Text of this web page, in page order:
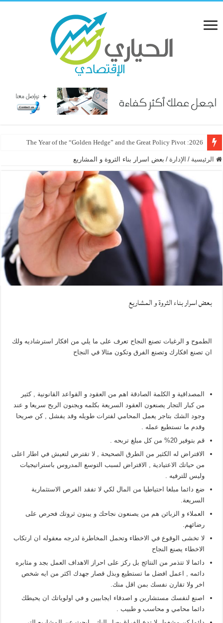
2026: The Year of the “Golden Hedge” and the Great Policy Pivot
الرئيسية / الإدارة / بعض اسرار بناء الثروة و المشاريع
بعض اسرار بناء الثروة و المشاريع
الطموح و الرغبات تصنع النجاح تعرف على ما يلي من افكار استرشاديه ولك
ان تصنع افكارك وتصنع الفرق وتكون مثالا في النجاح
المصداقية و الكلمة الصادقة اهم من العقود و القواعد القانونية , كثير
من كبار التجار يصنعون العقود السريعة بكلمه ويجنون الربح سريعا و عند
وجود الشك بتاجر يعمل المحامي لفترات طويله وقد يفشل , كن صريحا
وقدم ما تستطيع عمله .
قم بتوفير 20% من كل مبلغ تربحه .
الاقتراض له الكثير من الطرق الصحيحة , لا تقترض لتعيش في اطار اعلى
من حياتك الاعتيادية , الاقتراض لسبب التوسع المدروس باستراتيجيات
وليس للترفيه .
ضع دائما مبلغا احتياطيا من المال لكي لا تفقد الفرص الاستثمارية
السريعة.
العملاء و الزبائن هم من يصنعون نجاحك و يبنون ثروتك فحرص على
رضائهم.
لا تخشى الوقوع في الاخطاء وتحمل المخاطرة لدرجه معقوله ان ارتكاب
الاخطاء يصنع النجاح
دائما لا تتذمر من النتائج بل ركز على احراز الاهداف العمل بجد و مثابره
دائمه , اعمل افضل ما تستطيع وبذل قصار جهدك اكثر من ايه شخص
اخر ولا تقارن نفسك بمن اقل منك.
اصنع لنفسك مستشارين و اصدقاء ايجابيين و في اولوياتك ان يحيطك
دائما محامي و محاسب و طبيب .